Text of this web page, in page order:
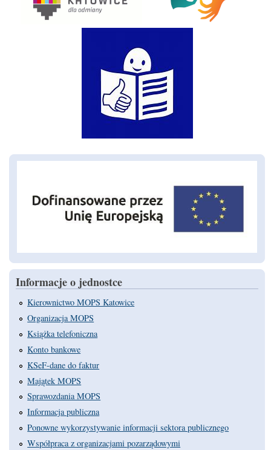
Informacje o jednostce
Kierownictwo MOPS Katowice
Organizacja MOPS
Książka telefoniczna
Konto bankowe
KSeF-dane do faktur
Majątek MOPS
Sprawozdania MOPS
Informacja publiczna
Ponowne wykorzystywanie informacji sektora publicznego
Współpraca z organizacjami pozarządowymi